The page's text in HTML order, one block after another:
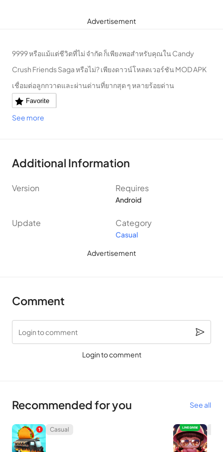
Advertisement
9999 หรือแม้แต่ชีวิตที่ไม่ จำกัด ก็เพียงพอสำหรับคุณใน Candy
Crush Friends Saga หรือไม่? เพียงดาวน์โหลดเวอร์ชัน MOD APK
เชื่อมต่อลูกกวาดและผ่านด่านที่ยากสุด ๆ หลายร้อยด่าน
Favorite
See more
Additional Information
Version Requires
Android
Update Category
Casual
Advertisement
Comment
Login to comment
Login to comment
Recommended for you See all
Casual